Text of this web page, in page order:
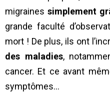
migrainessimplement
grande faculté
mort ! De plus, ils ont
des maladies,
cancer. Et ce avant
symptômes…